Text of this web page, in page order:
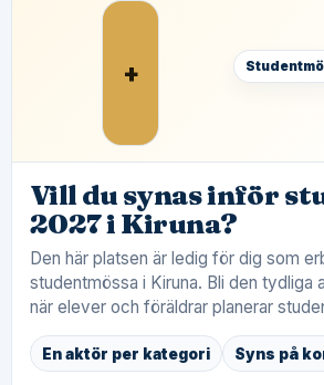
+
Vill du synas inför
2027 i Kiruna?
Den här platsen är ledig för dig som
studentmössa i Kiruna. Bli den tydliga
när elever och föräldrar planerar
En aktör per kategori Syns på